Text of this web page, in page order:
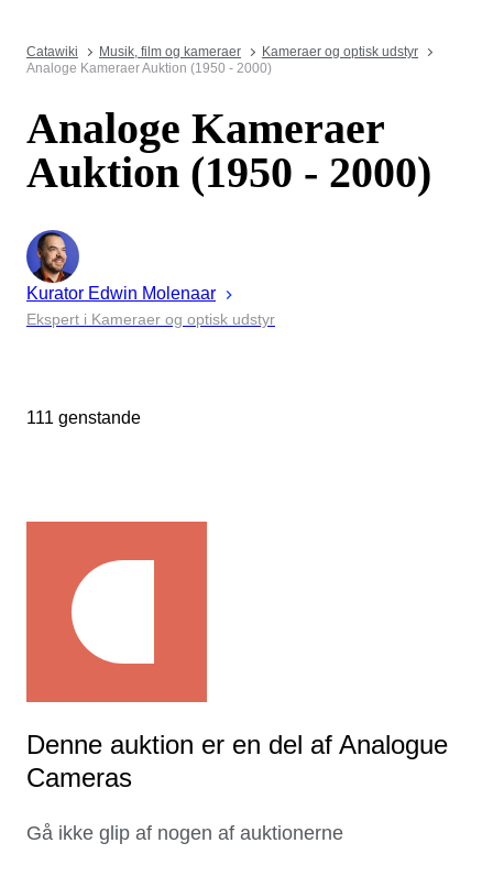
Catawiki Musik, film og kameraer
Kameraer og optisk udstyr
Analoge Kameraer Auktion (1950 - 2000)
Analoge Kameraer
Auktion (1950 - 2000)
Kurator Edwin Molenaar
Ekspert i Kameraer og optisk udstyr
111 genstande
Denne auktion er en del af Analogue
Cameras
Gå ikke glip af nogen af auktionerne